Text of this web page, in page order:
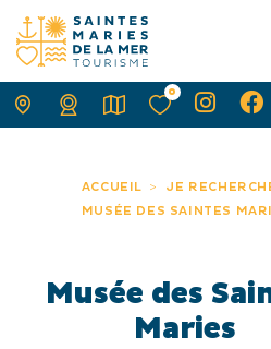
ACCUEIL
JE
MUSÉE DES SAINTES
Musée des
Maries
0